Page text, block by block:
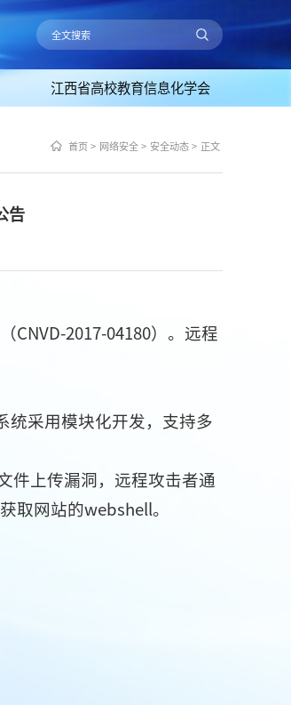
江西省高校教育信息化学会
首页 > 网络安全 > 安全动态 > 正文
告
CNVD-2017-04180）。远程
统采用模块化开发，支持多
件上传漏洞，远程攻击者通
取网站的webshell。